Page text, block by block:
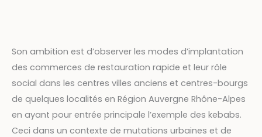
Son ambition est d’observer les modes d’implantation
des commerces de restauration rapide et leur rôle
social dans les centres villes anciens et centres-bourgs
de quelques localités en Région Auvergne Rhône-Alpes
en ayant pour entrée principale l’exemple des kebabs.
Ceci dans un contexte de mutations urbaines et de